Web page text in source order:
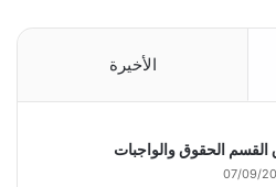
الأخيرة
القسم الحقوق والواجبات
07/09/